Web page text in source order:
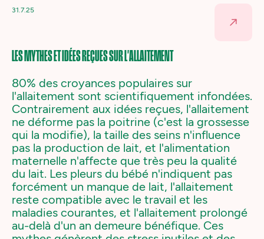
31.7.25
LES MYTHES ET IDÉES REÇUES SUR L'ALLAITEMENT
80% des croyances populaires sur
l'allaitement sont scientifiquement infondées.
Contrairement aux idées reçues, l'allaitement
ne déforme pas la poitrine (c'est la grossesse
qui la modifie), la taille des seins n'influence
pas la production de lait, et l'alimentation
maternelle n'affecte que très peu la qualité
du lait. Les pleurs du bébé n'indiquent pas
forcément un manque de lait, l'allaitement
reste compatible avec le travail et les
maladies courantes, et l'allaitement prolongé
au-delà d'un an demeure bénéfique. Ces